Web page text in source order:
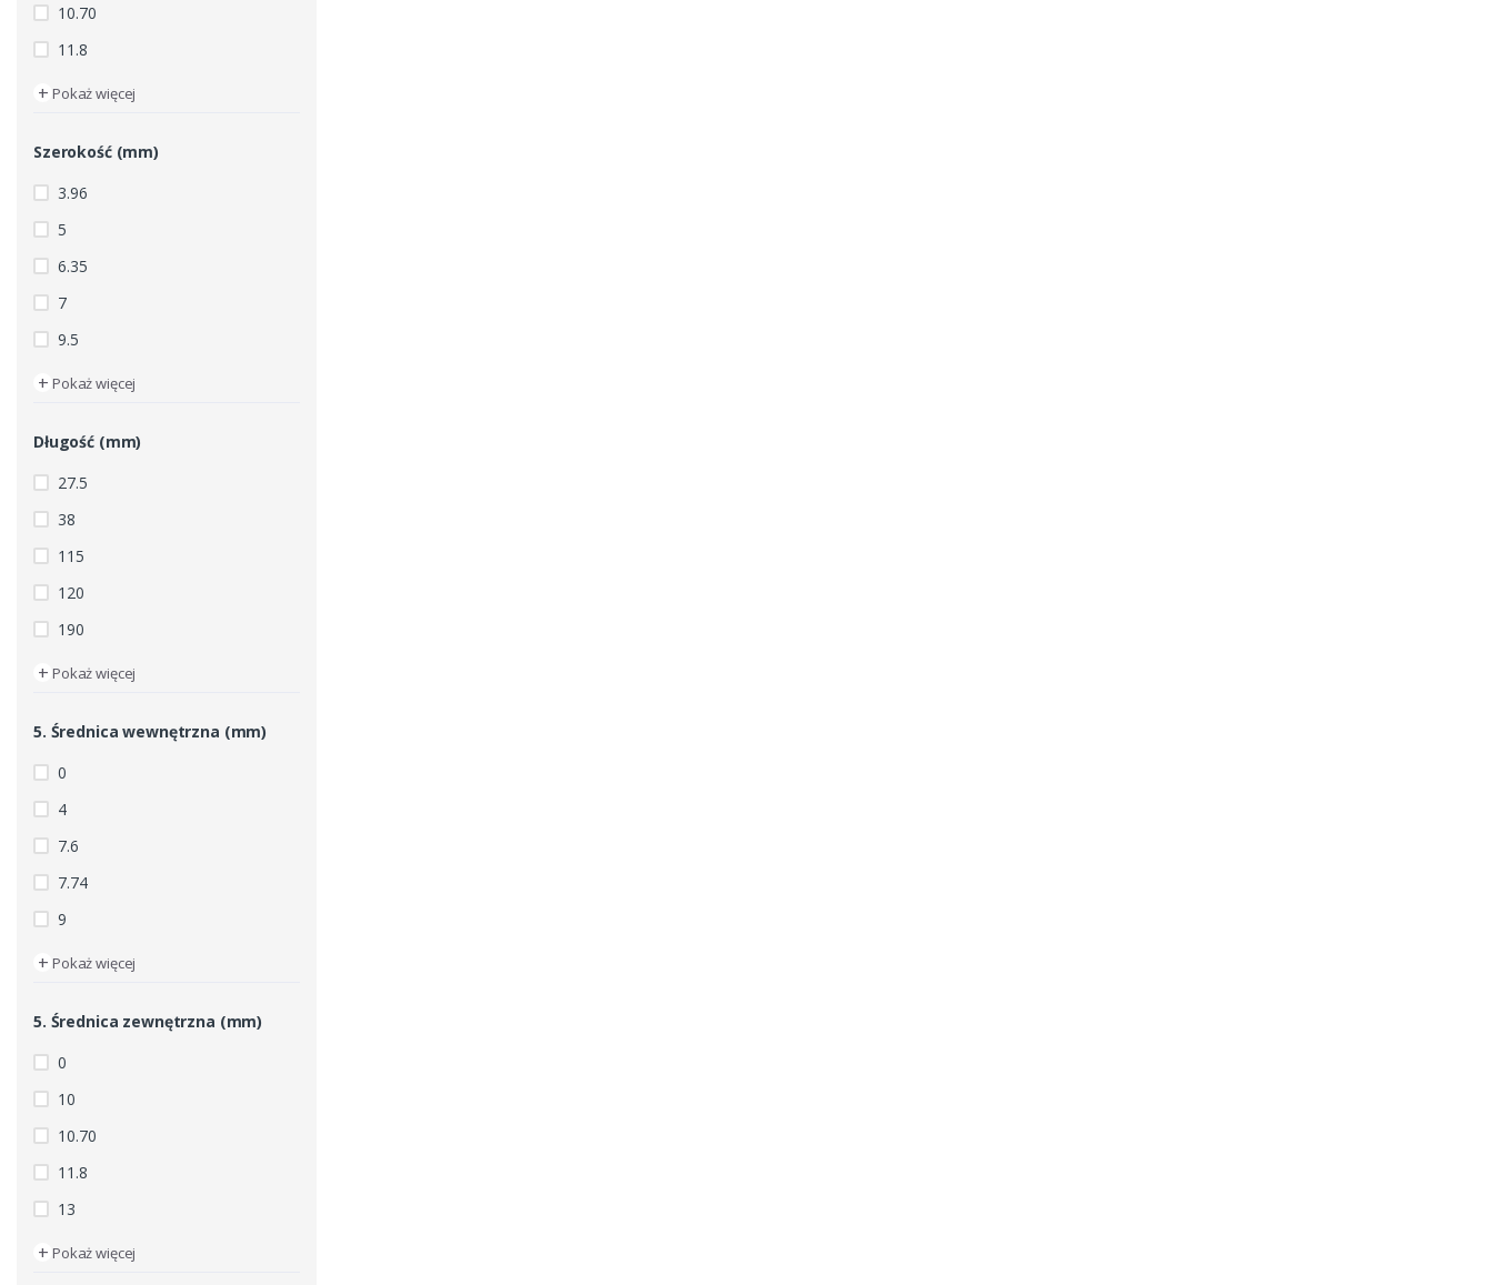
10.70
11.8
+ Pokaż więcej
Szerokość (mm)
3.96
5
6.35
7
9.5
+ Pokaż więcej
Długość (mm)
27.5
38
115
120
190
+ Pokaż więcej
5. Średnica wewnętrzna (mm)
0
4
7.6
7.74
9
+ Pokaż więcej
5. Średnica zewnętrzna (mm)
0
10
10.70
11.8
13
+ Pokaż więcej